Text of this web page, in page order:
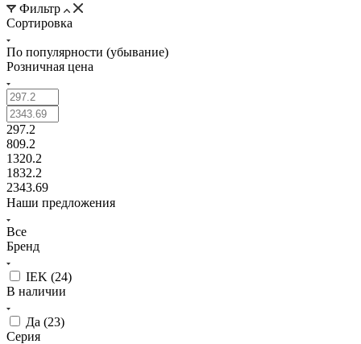
Фильтр
Сортировка
По популярности (убывание)
Розничная цена
297.2
809.2
1320.2
1832.2
2343.69
Наши предложения
Все
Бренд
IEK (24)
В наличии
Да (23)
Серия